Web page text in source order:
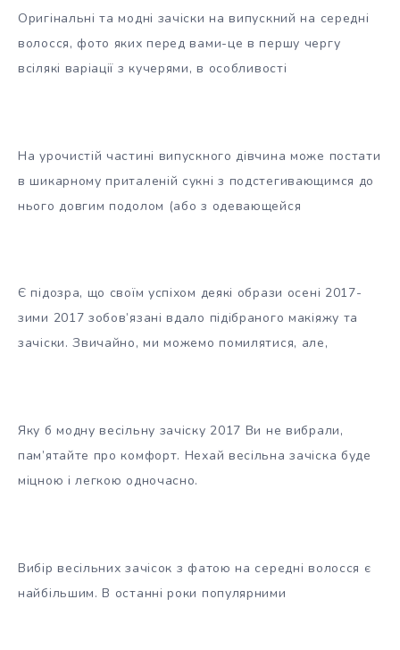
Оригінальні та модні зачіски на випускний на середні
волосся, фото яких перед вами-це в першу чергу
всілякі варіації з кучерями, в особливості
На урочистій частині випускного дівчина може постати
в шикарному приталеній сукні з подстегивающимся до
нього довгим подолом (або з одевающейся
Є підозра, що своїм успіхом деякі образи осені 2017-
зими 2017 зобов’язані вдало підібраного макіяжу та
зачіски. Звичайно, ми можемо помилятися, але,
Яку б модну весільну зачіску 2017 Ви не вибрали,
пам’ятайте про комфорт. Нехай весільна зачіска буде
міцною і легкою одночасно.
Вибір весільних зачісок з фатою на середні волосся є
найбільшим. В останні роки популярними